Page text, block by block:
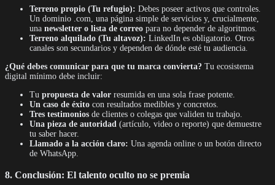
Terreno propio (Tu refugio): Debes poseer activos que controles.
Un dominio .com, una página simple de servicios y, crucialmente,
una newsletter o lista de correo para no depender de algoritmos.
Terreno alquilado (Tu altavoz): LinkedIn es obligatorio. Otros
canales son secundarios y dependen de dónde esté tu audiencia.
¿Qué debes comunicar para que tu marca convierta? Tu ecosistema
digital mínimo debe incluir:
Tu propuesta de valor resumida en una sola frase potente.
Un caso de éxito con resultados medibles y concretos.
Tres testimonios de clientes o colegas que validen tu trabajo.
Una pieza de autoridad (artículo, video o reporte) que demuestre
tu saber hacer.
Llamado a la acción claro: Una agenda online o un botón directo
de WhatsApp.
8. Conclusión: El talento oculto no se premia